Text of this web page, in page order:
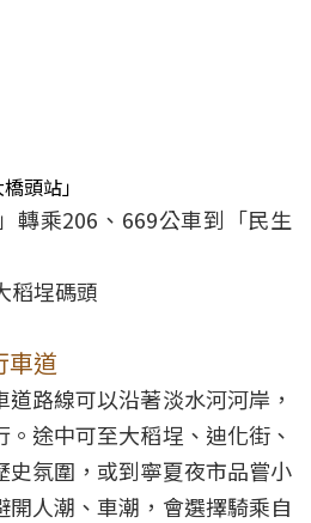
頭站」
轉乘206、669公車到「民生
稻埕碼頭
車道
路線可以沿著淡水河河岸，
途中可至大稻埕、迪化街、
史氛圍，或到寧夏夜市品嘗小
人潮、車潮，會選擇騎乘自